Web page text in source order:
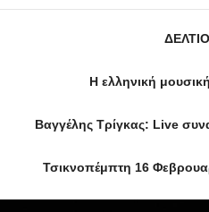
Η ελληνική
Βαγγέλης Τρίγκας: Live
Τσικνοπέμπτη 16